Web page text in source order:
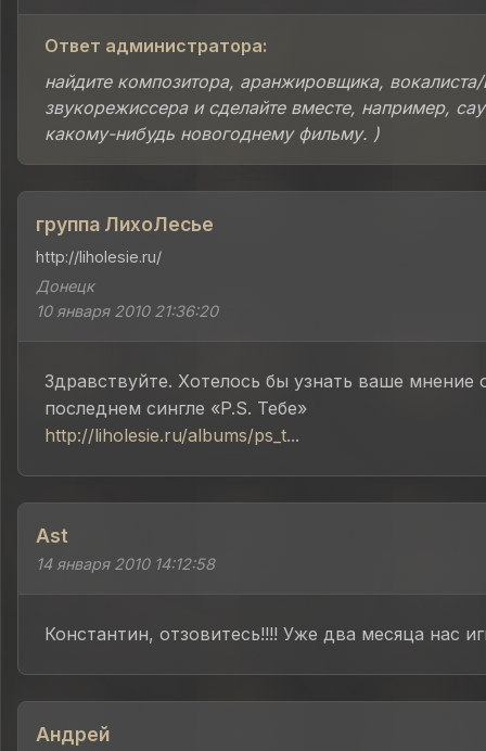
Ответ администратора:
найдите композитора, аранжировщика, вокалиста/
звукорежиссера и сделайте вместе, например,
какому-нибудь новогоднему фильму. )
группа ЛихоЛесье
http://liholesie.ru/
Донецк
10 января 2010 21:36:20
Здравствуйте. Хотелось бы узнать ваше мнение
последнем сингле «P.S. Тебе»
http://liholesie.ru/albums/ps_t...
Ast
14 января 2010 14:12:58
Константин, отзовитесь!!!! Уже два месяца нас
Андрей